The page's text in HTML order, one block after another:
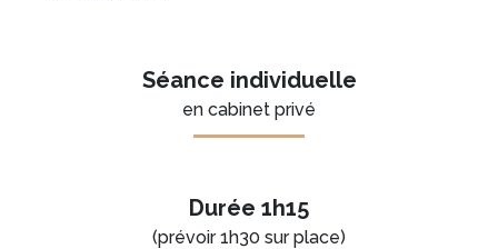
Séance individuelle
en cabinet privé
Durée 1h15
(prévoir 1h30 sur place)